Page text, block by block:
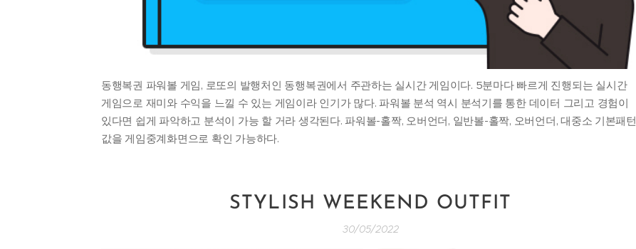
동행복권 파워볼 게임, 로또의 발행처인 동행복권에서 주관하는 실시간 게임이다. 5분마다 빠르게 진행되는 실시간
게임으로 재미와 수익을 느낄 수 있는 게임이라 인기가 많다. 파워볼 분석 역시 분석기를 통한 데이터 그리고 경험이
있다면 쉽게 파악하고 분석이 가능 할 거라 생각된다. 파워볼-홀짝, 오버언더, 일반볼-홀짝, 오버언더, 대중소 기본패턴
값을 게임중계화면으로 확인 가능하다.
STYLISH WEEKEND OUTFIT
30/05/2022